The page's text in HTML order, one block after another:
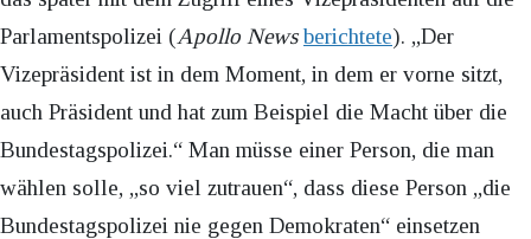
Parlamentspolizei (Apollo News berichtete). „Der
Vizepräsident ist in dem Moment, in dem er vorne sitzt,
auch Präsident und hat zum Beispiel die Macht über die
Bundestagspolizei.“ Man müsse einer Person, die man
wählen solle, „so viel zutrauen“, dass diese Person „die
Bundestagspolizei nie gegen Demokraten“ einsetzen